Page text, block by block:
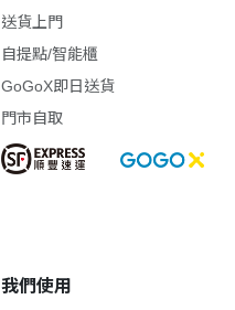
送貨上門
自提點/智能櫃
GoGoX即日送貨
門市自取
我們使用